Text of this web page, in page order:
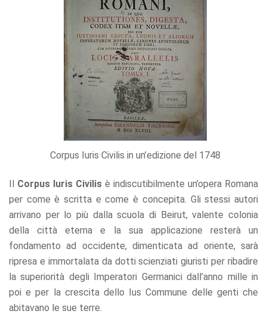
Corpus Iuris Civilis in un’edizione del 1748
Il Corpus Iuris Civilis è indiscutibilmente un’opera Romana
per come è scritta e come è concepita. Gli stessi autori
arrivano per lo più dalla scuola di Beirut, valente colonia
della città eterna e la sua applicazione resterà un
fondamento ad occidente, dimenticata ad oriente, sarà
ripresa e immortalata da dotti scienziati giuristi per ribadire
la superiorità degli Imperatori Germanici dall’anno mille in
poi e per la crescita dello Ius Commune delle genti che
abitavano le sue terre.